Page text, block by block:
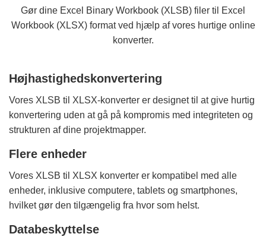
Gør dine Excel Binary Workbook (XLSB) filer til Excel
Workbook (XLSX) format ved hjælp af vores hurtige online
konverter.
Højhastighedskonvertering
Vores XLSB til XLSX-konverter er designet til at give hurtig
konvertering uden at gå på kompromis med integriteten og
strukturen af dine projektmapper.
Flere enheder
Vores XLSB til XLSX konverter er kompatibel med alle
enheder, inklusive computere, tablets og smartphones,
hvilket gør den tilgængelig fra hvor som helst.
Databeskyttelse